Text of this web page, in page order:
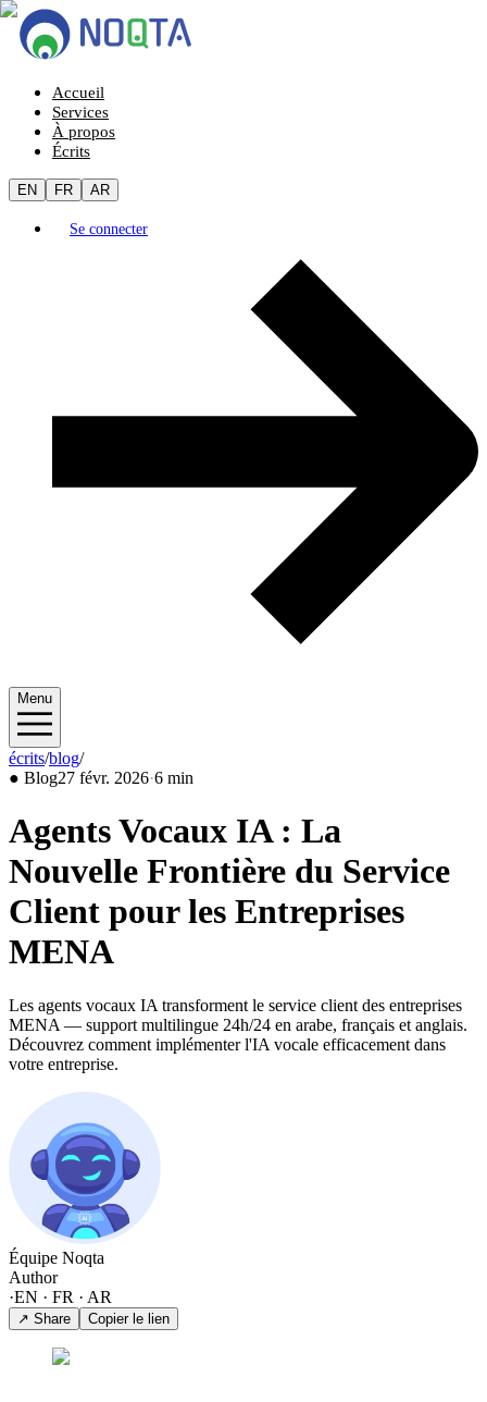
Accueil
Services
À propos
Écrits
EN FR AR
Se connecter
Menu
écrits/blog/2026/02
● Blog27 févr. 2026·6 min
Agents Vocaux IA : La
Nouvelle Frontière du Service
Client pour les Entreprises
MENA
Les agents vocaux IA transforment le service client des entreprises
MENA — support multilingue 24h/24 en arabe, français et anglais.
Découvrez comment implémenter l'IA vocale efficacement dans
votre entreprise.
Équipe Noqta
Author
·EN · FR · AR
↗ Share Copier le lien